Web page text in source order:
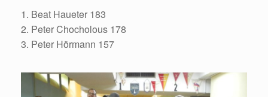
1. Beat Haueter 183
2. Peter Chocholous 178
3. Peter Hörmann 157